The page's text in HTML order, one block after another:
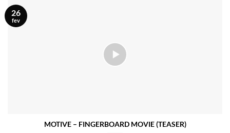
MOTIVE – FINGERBOARD MOVIE (TEASER)
26
fev